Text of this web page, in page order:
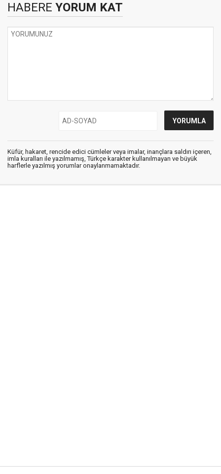
HABERE YORUM KAT
Küfür, hakaret, rencide edici cümleler veya imalar, inançlara saldırı içeren,
imla kuralları ile yazılmamış, Türkçe karakter kullanılmayan ve büyük
harflerle yazılmış yorumlar onaylanmamaktadır.